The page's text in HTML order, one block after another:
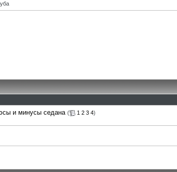
и минусы седана ( 1 2 3 4)